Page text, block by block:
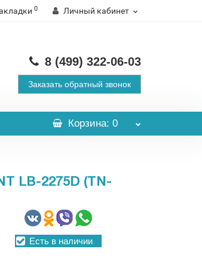
0 Личный кабинет
8 (499) 322-06-03
Заказать обратный звонок
Корзина: 0
LB-2275D (TN-
Есть в наличии